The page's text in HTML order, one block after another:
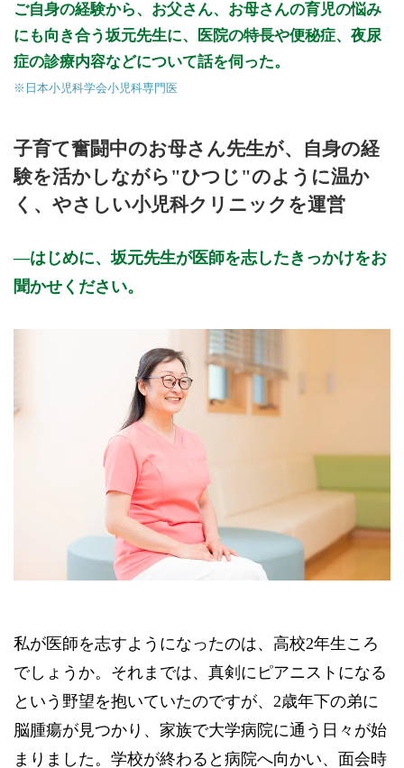
ご自身の経験から、お父さん、お母さんの育児の悩み
にも向き合う坂元先生に、医院の特長や便秘症、夜尿
症の診療内容などについて話を伺った。
※日本小児科学会小児科専門医
子育て奮闘中のお母さん先生が、自身の経
験を活かしながら"ひつじ"のように温か
く、やさしい小児科クリニックを運営
はじめに、坂元先生が医師を志したきっかけをお
聞かせください。
私が医師を志すようになったのは、高校2年生ころ
でしょうか。それまでは、真剣にピアニストになる
という野望を抱いていたのですが、2歳年下の弟に
脳腫瘍が見つかり、家族で大学病院に通う日々が始
まりました。学校が終わると病院へ向かい、面会時